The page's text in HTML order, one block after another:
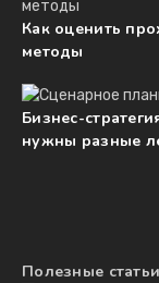
Как оценить
методы
Бизнес-
нужны разные
Полезные статьи